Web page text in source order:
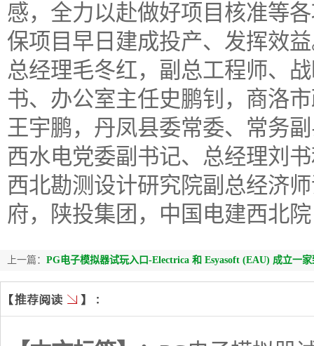
感，全力以赴做好项目核准等
保项目早日建成投产、发挥效
总经理毛冬红，副总工程师、
书、办公室主任史鹏钊，商洛
王宇鹏，丹凤县委常委、常务
西水电党委副书记、总经理刘
西北勘测设计研究院副总经济
府，陕投集团，中国电建西北
上一篇： PG电子模拟器试玩入口-Electrica 和 Esyasoft (EAU) 成立一